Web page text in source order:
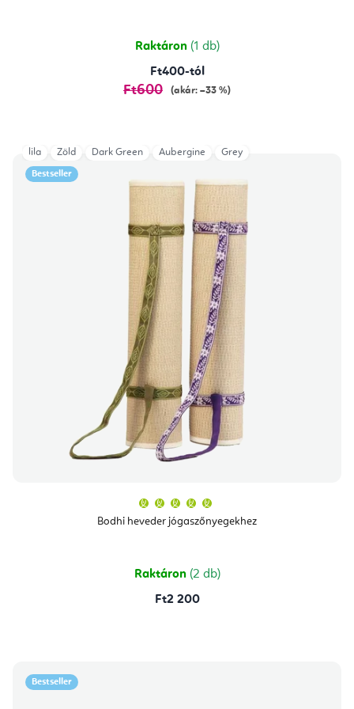
csillag.
Raktáron (1 db)
Ft400-tól
Ft600 (akár: –33 %)
Bestseller
Bodhi heveder jógaszőnyegekhez
átlagos
értékelése
csillag.
Raktáron (2 db)
Ft2 200
lila Zöld Dark Green Aubergine Grey
Bestseller